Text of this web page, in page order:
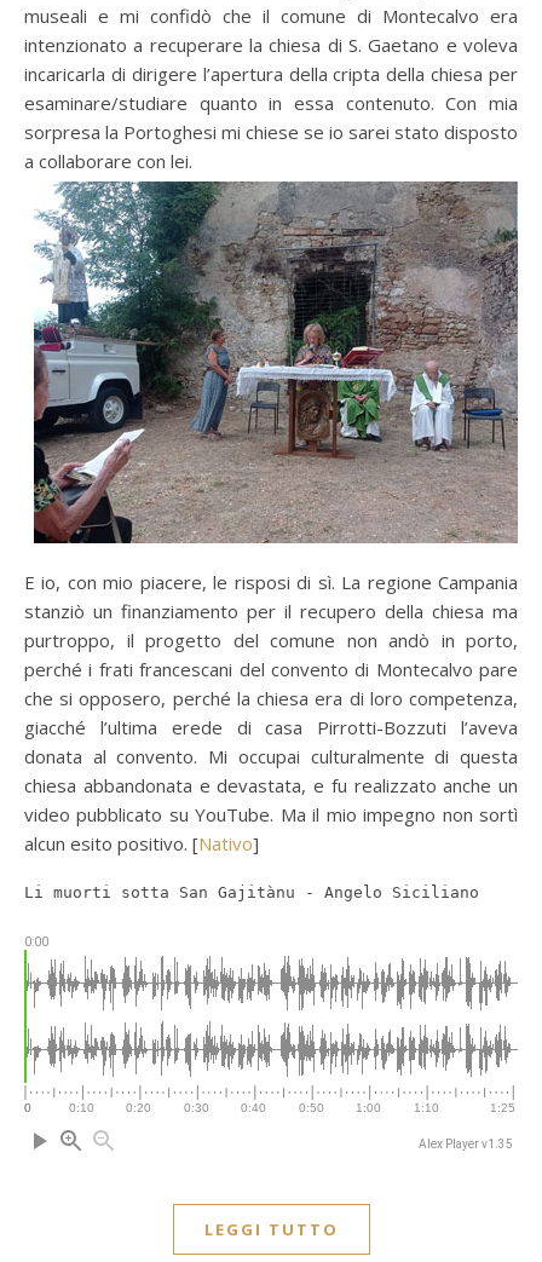
museali e mi confidò che il comune di Montecalvo era
intenzionato a recuperare la chiesa di S. Gaetano e voleva
incaricarla di dirigere l’apertura della cripta della chiesa per
esaminare/studiare quanto in essa contenuto. Con mia
sorpresa la Portoghesi mi chiese se io sarei stato disposto
a collaborare con lei.
E io, con mio piacere, le risposi di sì. La regione Campania
stanziò un finanziamento per il recupero della chiesa ma
purtroppo, il progetto del comune non andò in porto,
perché i frati francescani del convento di Montecalvo pare
che si opposero, perché la chiesa era di loro competenza,
giacché l’ultima erede di casa Pirrotti-Bozzuti l’aveva
donata al convento. Mi occupai culturalmente di questa
chiesa abbandonata e devastata, e fu realizzato anche un
video pubblicato su YouTube. Ma il mio impegno non sortì
alcun esito positivo. [Nativo]
Li muorti sotta San Gajitànu - Angelo Siciliano
0:00
Alex Player v1.35
LEGGI TUTTO